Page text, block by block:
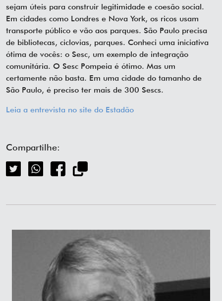
sejam úteis para construir legitimidade e coesão social.
Em cidades como Londres e Nova York, os ricos usam
transporte público e vão aos parques. São Paulo precisa
de bibliotecas, ciclovias, parques. Conheci uma iniciativa
ótima de vocês: o Sesc, um exemplo de integração
comunitária. O Sesc Pompeia é ótimo. Mas um
certamente não basta. Em uma cidade do tamanho de
São Paulo, é preciso ter mais de 300 Sescs.
Leia a entrevista no site do Estadão
Compartilhe: